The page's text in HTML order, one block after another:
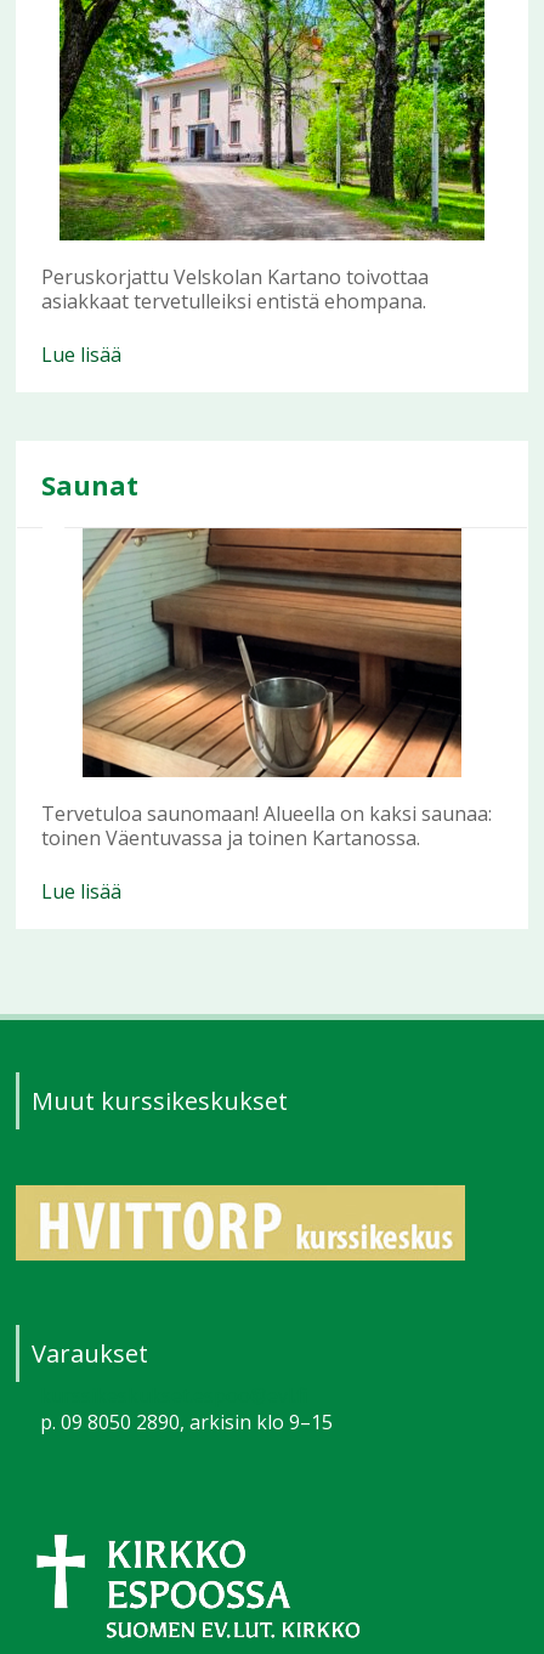
Peruskorjattu Velskolan Kartano toivottaa
asiakkaat tervetulleiksi entistä ehompana.
Lue lisää
Saunat
Tervetuloa saunomaan! Alueella on kaksi saunaa:
toinen Väentuvassa ja toinen Kartanossa.
Lue lisää
Muut kurssikeskukset
Varaukset
p. 09 8050 2890, arkisin klo 9–15